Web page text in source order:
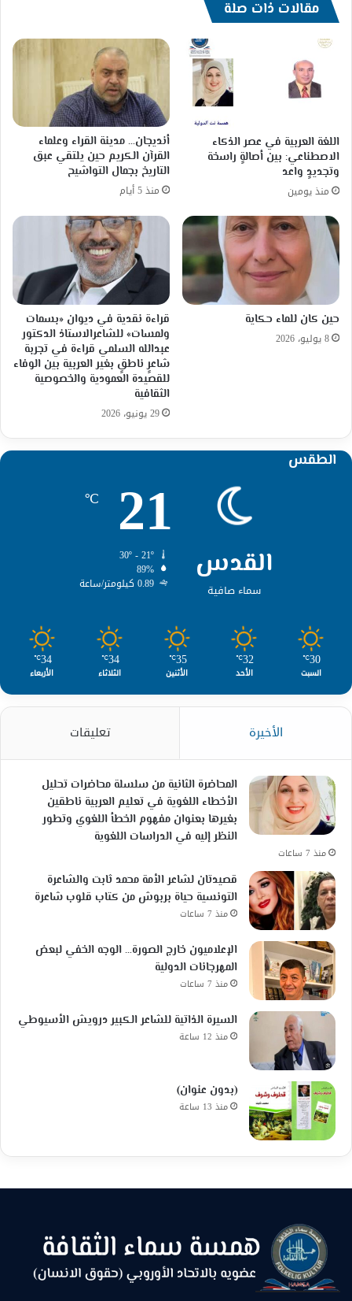
مقالات ذات صلة
اللغة العربية في عصر الذكاء
الاصطناعي: بين أصالةٍ راسخة
وتجديدٍ واعد
منذ يومين
أنديجان… مدينة القراء وعلماء
القرآن الكريم حين يلتقي عبق
التاريخ بجمال التواشيح
منذ 5 أيام
حين كان للماء حكاية
8 يوليو، 2026
قراءة نقدية في ديوان «بسمات
ولمسات» للشاعرالاستاذ الدكتور
عبدالله السلمي قراءة في تجربة
شاعرٍ ناطقٍ بغير العربية بين الوفاء
للقصيدة العمودية والخصوصية
الثقافية
29 يونيو، 2026
الطقس
القدس
سماء صافية
21
℃
89%
0.89 كيلومتر/ساعة
30
℃
السبت
32
℃
الأحد
35
℃
الأثنين
34
℃
الثلاثاء
34
℃
الأربعاء
الأخيرة تعليقات
المحاضرة الثانية من سلسلة محاضرات تحليل
الأخطاء اللغوية في تعليم العربية ناطقين
بغيرها بعنوان مفهوم الخطأ اللغوي وتطور
النظر إليه في الدراسات اللغوية
منذ 7 ساعات
قصيدتان لشاعر الأمة محمد ثابت والشاعرة
التونسية حياة بربوش من كتاب قلوب شاعرة
منذ 7 ساعات
الإعلاميون خارج الصورة… الوجه الخفي لبعض
المهرجانات الدولية
منذ 7 ساعات
السيرة الذاتية للشاعر الكبير درويش الأسيوطي
منذ 12 ساعة
(بدون عنوان)
منذ 13 ساعة